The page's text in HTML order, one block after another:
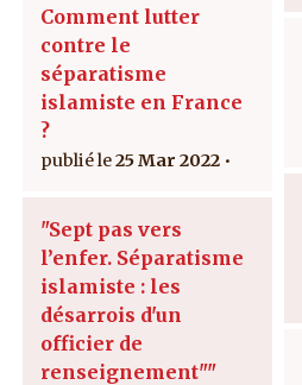
Comment lutter
contre le
séparatisme
islamiste en France
?
25 Mar 2022
"Sept pas vers
l’enfer. Séparatisme
islamiste : les
désarrois d'un
officier de
renseignement""